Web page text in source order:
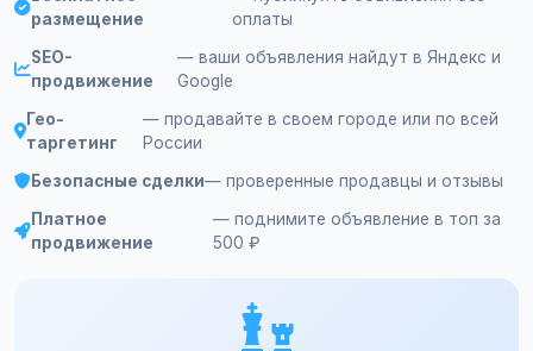
размещение
оплаты
SEO-
продвижение
— ваши объявления найдут в Яндекс и
Google
Гео-
таргетинг
— продавайте в своем городе или по всей
России
Безопасные сделки— проверенные продавцы и отзывы
Платное
продвижение
— поднимите объявление в топ за
500 ₽